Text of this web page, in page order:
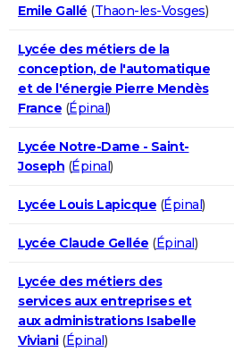
Emile Gallé (Thaon-les-Vosges)
Lycée des métiers de la
conception, de l'automatique
et de l'énergie Pierre Mendès
France (Épinal)
Lycée Notre-Dame - Saint-
Joseph (Épinal)
Lycée Louis Lapicque (Épinal)
Lycée Claude Gellée (Épinal)
Lycée des métiers des
services aux entreprises et
aux administrations Isabelle
Viviani(Épinal)